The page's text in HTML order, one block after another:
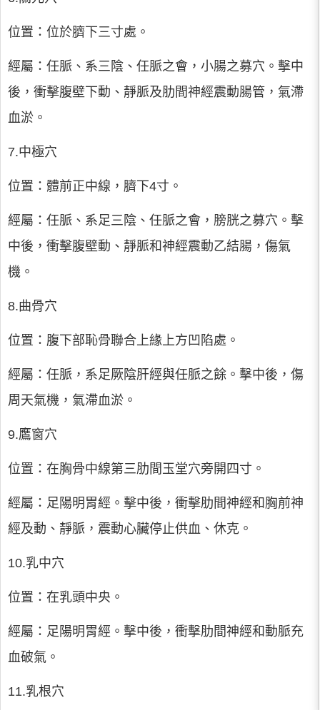
位置：位於臍下三寸處。
經屬：任脈、系三陰、任脈之會，小腸之募穴。擊中
後，衝擊腹壁下動、靜脈及肋間神經震動腸管，氣滯
血淤。
7.中極穴
位置：體前正中線，臍下4寸。
經屬：任脈、系足三陰、任脈之會，膀胱之募穴。擊
中後，衝擊腹壁動、靜脈和神經震動乙結腸，傷氣
機。
8.曲骨穴
位置：腹下部恥骨聯合上緣上方凹陷處。
經屬：任脈，系足厥陰肝經與任脈之餘。擊中後，傷
周天氣機，氣滯血淤。
9.鷹窗穴
位置：在胸骨中線第三肋間玉堂穴旁開四寸。
經屬：足陽明胃經。擊中後，衝擊肋間神經和胸前神
經及動、靜脈，震動心臟停止供血、休克。
10.乳中穴
位置：在乳頭中央。
經屬：足陽明胃經。擊中後，衝擊肋間神經和動脈充
血破氣。
11.乳根穴